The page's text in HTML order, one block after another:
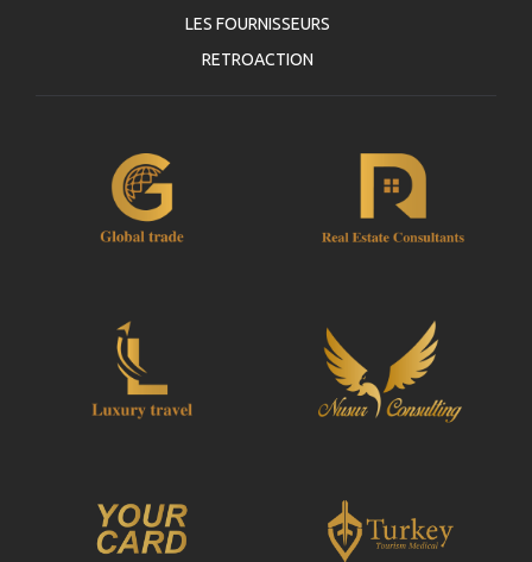
LES FOURNISSEURS
RETROACTION